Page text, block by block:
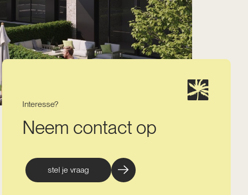
Interesse?
Neem contact op
stel je vraag